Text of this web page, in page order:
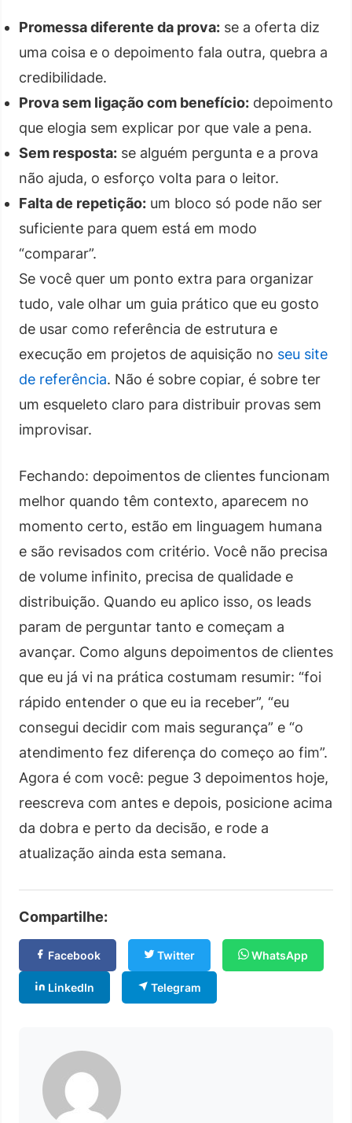
Promessa diferente da prova: se a oferta diz
uma coisa e o depoimento fala outra, quebra a
credibilidade.
Prova sem ligação com benefício: depoimento
que elogia sem explicar por que vale a pena.
Sem resposta: se alguém pergunta e a prova
não ajuda, o esforço volta para o leitor.
Falta de repetição: um bloco só pode não ser
suficiente para quem está em modo
“comparar”.
Se você quer um ponto extra para organizar
tudo, vale olhar um guia prático que eu gosto
de usar como referência de estrutura e
execução em projetos de aquisição no seu site
de referência. Não é sobre copiar, é sobre ter
um esqueleto claro para distribuir provas sem
improvisar.
Fechando: depoimentos de clientes funcionam
melhor quando têm contexto, aparecem no
momento certo, estão em linguagem humana
e são revisados com critério. Você não precisa
de volume infinito, precisa de qualidade e
distribuição. Quando eu aplico isso, os leads
param de perguntar tanto e começam a
avançar. Como alguns depoimentos de clientes
que eu já vi na prática costumam resumir: “foi
rápido entender o que eu ia receber”, “eu
consegui decidir com mais segurança” e “o
atendimento fez diferença do começo ao fim”.
Agora é com você: pegue 3 depoimentos hoje,
reescreva com antes e depois, posicione acima
da dobra e perto da decisão, e rode a
atualização ainda esta semana.
Compartilhe:
Facebook Twitter WhatsApp
LinkedIn Telegram